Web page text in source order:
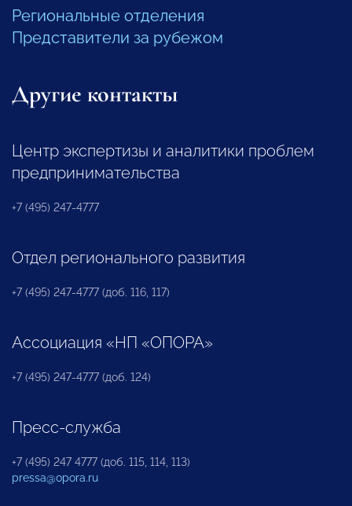
Региональные отделения
Представители за рубежом
Другие контакты
Центр экспертизы и аналитики проблем
предпринимательства
+7 (495) 247-4777
Отдел регионального развития
+7 (495) 247-4777 (доб. 116, 117)
Ассоциация «НП «ОПОРА»
+7 (495) 247-4777 (доб. 124)
Пресс-служба
+7 (495) 247 4777 (доб. 115, 114, 113)
pressa@opora.ru